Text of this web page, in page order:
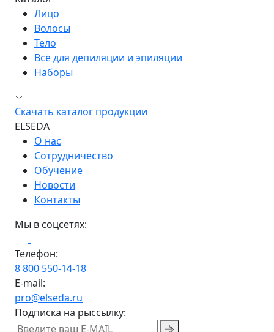
Лицо
Волосы
Тело
Все для депиляции и эпиляции
Наборы
Скачать каталог продукции
ELSEDA
О нас
Сотрудничество
Обучение
Новости
Контакты
Мы в соцсетях:
Телефон:
8 800 550-14-18
E-mail:
pro@elseda.ru
Подписка на рыссылку: